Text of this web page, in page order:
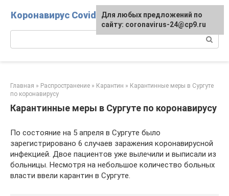
Коронавирус Covid-19
Главная » Распространение » Карантин » Карантинные меры в Сургуте
по коронавирусу
Карантинные меры в Сургуте по коронавирусу
По состояние на 5 апреля в Сургуте было
зарегистрировано 6 случаев заражения коронавирусной
инфекцией. Двое пациентов уже вылечили и выписали из
больницы. Несмотря на небольшое количество больных
власти ввели карантин в Сургуте.
Для любых предложений по
сайту: coronavirus-24@cp9.ru